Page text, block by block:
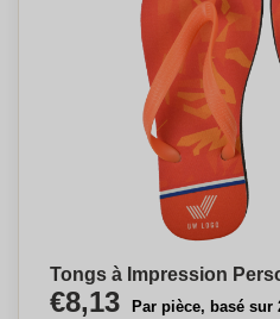
Tongs à Impression
€8,13 Par pièce, basé sur